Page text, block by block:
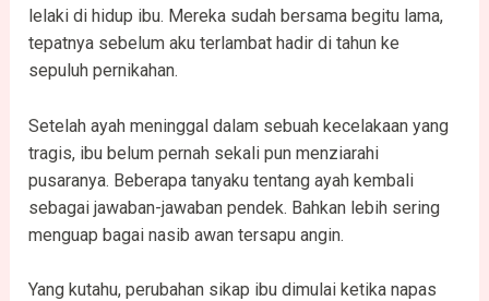
lelaki di hidup ibu. Mereka sudah bersama begitu lama,
tepatnya sebelum aku terlambat hadir di tahun ke
sepuluh pernikahan.
Setelah ayah meninggal dalam sebuah kecelakaan yang
tragis, ibu belum pernah sekali pun menziarahi
pusaranya. Beberapa tanyaku tentang ayah kembali
sebagai jawaban-jawaban pendek. Bahkan lebih sering
menguap bagai nasib awan tersapu angin.
Yang kutahu, perubahan sikap ibu dimulai ketika napas